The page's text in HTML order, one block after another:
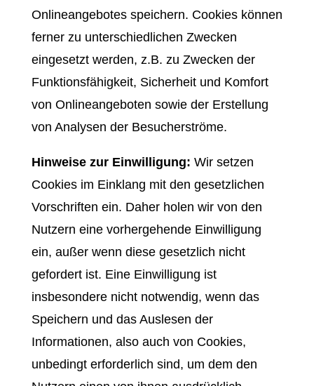
Onlineangebotes speichern. Cookies können
ferner zu unterschiedlichen Zwecken
eingesetzt werden, z.B. zu Zwecken der
Funktionsfähigkeit, Sicherheit und Komfort
von Onlineangeboten sowie der Erstellung
von Analysen der Besucherströme.
Hinweise zur Einwilligung: Wir setzen
Cookies im Einklang mit den gesetzlichen
Vorschriften ein. Daher holen wir von den
Nutzern eine vorhergehende Einwilligung
ein, außer wenn diese gesetzlich nicht
gefordert ist. Eine Einwilligung ist
insbesondere nicht notwendig, wenn das
Speichern und das Auslesen der
Informationen, also auch von Cookies,
unbedingt erforderlich sind, um dem den